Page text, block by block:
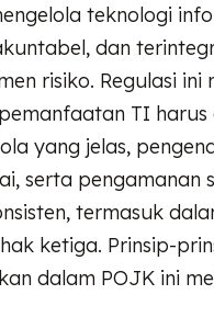
teknologi
dan
risiko. Regulasi ini
TI harus
yang jelas,
serta pengamanan
termasuk
ketiga. Prinsip-
dalam POJK ini